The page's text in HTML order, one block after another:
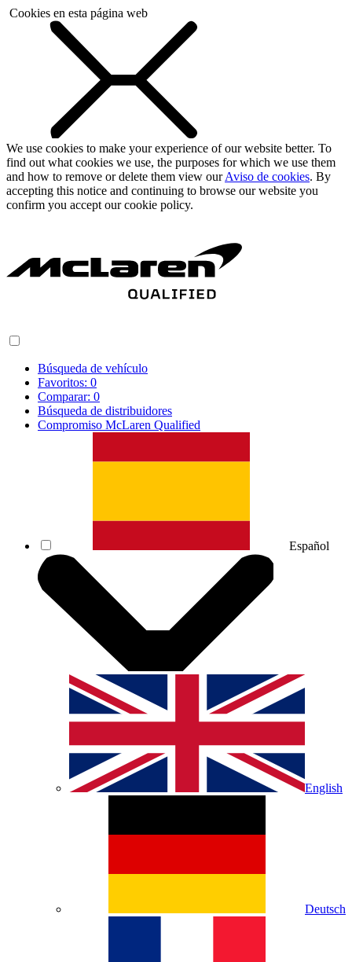
Cookies en esta página web
We use cookies to make your experience of our website better. To
find out what cookies we use, the purposes for which we use them
and how to remove or delete them view ourAviso de cookies. By
accepting this notice and continuing to browse our website you
confirm you accept our cookie policy.
Búsqueda de vehículo
Favoritos: 0
Comparar: 0
Búsqueda de distribuidores
Compromiso McLaren Qualified
Español
English
Deutsch